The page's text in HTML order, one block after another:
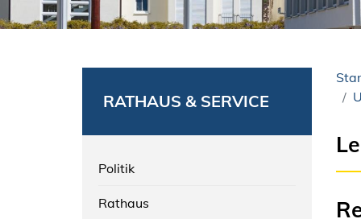
RATHAUS & SERVICE
Politik
Rathaus